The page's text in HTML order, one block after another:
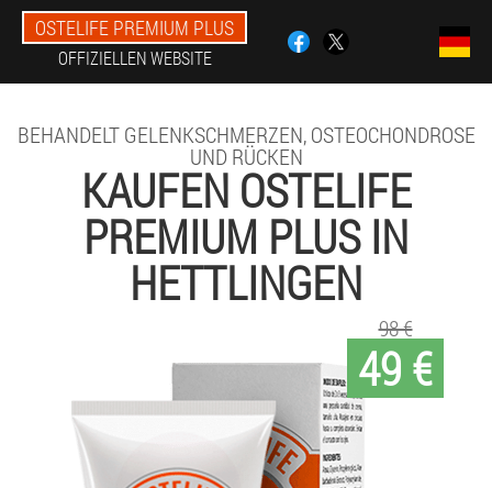
OSTELIFE PREMIUM PLUS
OFFIZIELLEN WEBSITE
BEHANDELT GELENKSCHMERZEN, OSTEOCHONDROSE
UND RÜCKEN
KAUFEN OSTELIFE
PREMIUM PLUS IN
HETTLINGEN
49 €
98 €